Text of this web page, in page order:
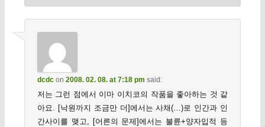
dcdcon 2008. 02. 08. at 7:18 pm said:
저는 그런 점에서 이마 이치코의 작품을 좋아하는 것 같
아요. [낙원까지 조금만 더]에서는 사채(…)로 인간과 인
간사이를 맺고, [어른의 문제]에서는 불륜+양자입적 등